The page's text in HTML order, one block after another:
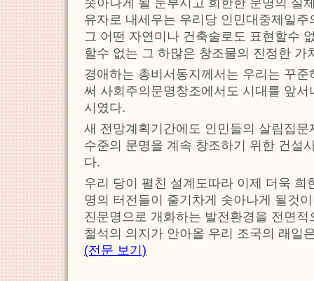
솟아나게 될 눈부시고 희한한 문명의 실
유자로 내세우는 우리당 인민대중제일
그 어떤 자연미나 건축술로도 표현할수
할수 없는 그 하많은 창조물의 진정한 가
경애하는 총비서동지께서는 우리는 꾸
써 사회주의문명창조에서도 시대를 앞
시였다.
새 전망계획기간에도 인민들의 살림집
수준의 문명을 계속 창조하기 위한 건설
다.
우리 당이 펼친 설계도따라 이제 더욱 희
명의 터전들이 줄기차게 솟아나게 될것
진문명으로 개화하는 발전환경을 전면
철석의 의지가 안아올 우리 조국의 래일
(전문 보기)